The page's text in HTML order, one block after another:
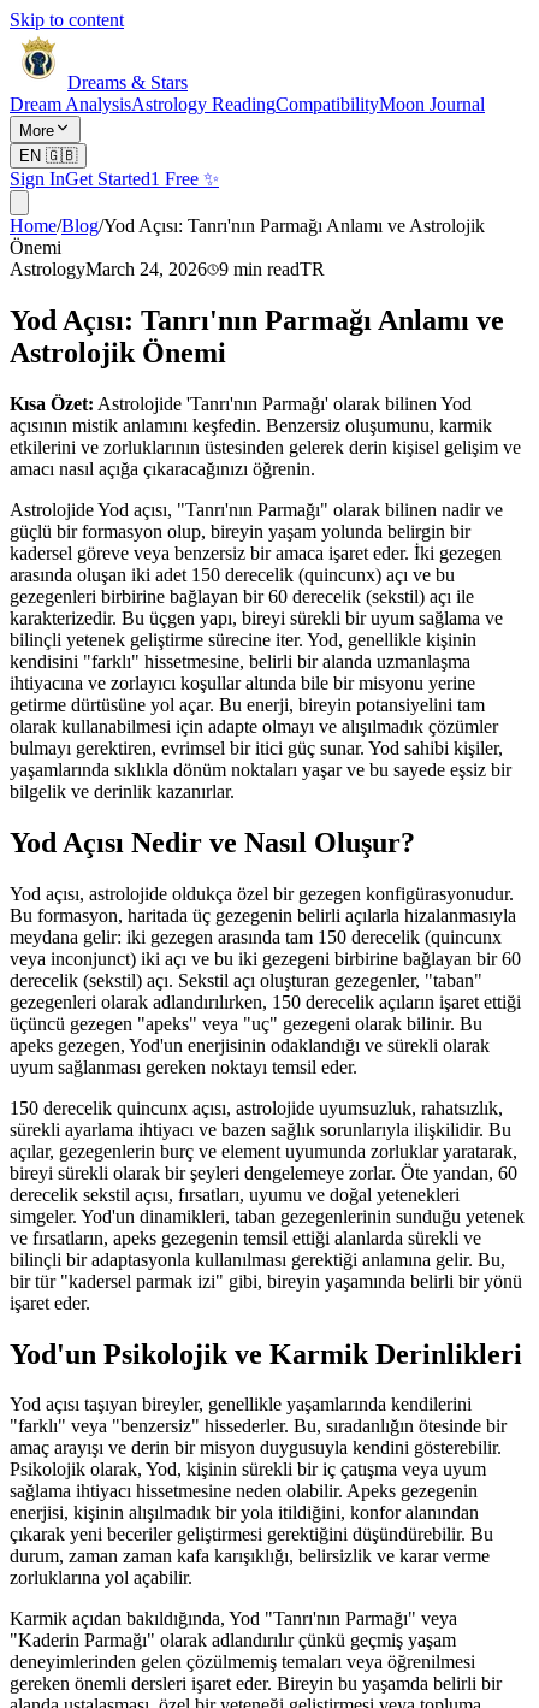
Skip to content
Dreams & Stars
Dream AnalysisAstrology ReadingCompatibilityMoon Journal
More
EN 🇬🇧
Sign InGet Started1 Free ✨
Home/Blog/Yod Açısı: Tanrı'nın Parmağı Anlamı ve Astrolojik
Önemi
AstrologyMarch 24, 2026 9 min readTR
Yod Açısı: Tanrı'nın Parmağı Anlamı ve
Astrolojik Önemi
Kısa Özet: Astrolojide 'Tanrı'nın Parmağı' olarak bilinen Yod
açısının mistik anlamını keşfedin. Benzersiz oluşumunu, karmik
etkilerini ve zorluklarının üstesinden gelerek derin kişisel gelişim ve
amacı nasıl açığa çıkaracağınızı öğrenin.
Astrolojide Yod açısı, "Tanrı'nın Parmağı" olarak bilinen nadir ve
güçlü bir formasyon olup, bireyin yaşam yolunda belirgin bir
kadersel göreve veya benzersiz bir amaca işaret eder. İki gezegen
arasında oluşan iki adet 150 derecelik (quincunx) açı ve bu
gezegenleri birbirine bağlayan bir 60 derecelik (sekstil) açı ile
karakterizedir. Bu üçgen yapı, bireyi sürekli bir uyum sağlama ve
bilinçli yetenek geliştirme sürecine iter. Yod, genellikle kişinin
kendisini "farklı" hissetmesine, belirli bir alanda uzmanlaşma
ihtiyacına ve zorlayıcı koşullar altında bile bir misyonu yerine
getirme dürtüsüne yol açar. Bu enerji, bireyin potansiyelini tam
olarak kullanabilmesi için adapte olmayı ve alışılmadık çözümler
bulmayı gerektiren, evrimsel bir itici güç sunar. Yod sahibi kişiler,
yaşamlarında sıklıkla dönüm noktaları yaşar ve bu sayede eşsiz bir
bilgelik ve derinlik kazanırlar.
Yod Açısı Nedir ve Nasıl Oluşur?
Yod açısı, astrolojide oldukça özel bir gezegen konfigürasyonudur.
Bu formasyon, haritada üç gezegenin belirli açılarla hizalanmasıyla
meydana gelir: iki gezegen arasında tam 150 derecelik (quincunx
veya inconjunct) iki açı ve bu iki gezegeni birbirine bağlayan bir 60
derecelik (sekstil) açı. Sekstil açı oluşturan gezegenler, "taban"
gezegenleri olarak adlandırılırken, 150 derecelik açıların işaret ettiği
üçüncü gezegen "apeks" veya "uç" gezegeni olarak bilinir. Bu
apeks gezegen, Yod'un enerjisinin odaklandığı ve sürekli olarak
uyum sağlanması gereken noktayı temsil eder.
150 derecelik quincunx açısı, astrolojide uyumsuzluk, rahatsızlık,
sürekli ayarlama ihtiyacı ve bazen sağlık sorunlarıyla ilişkilidir. Bu
açılar, gezegenlerin burç ve element uyumunda zorluklar yaratarak,
bireyi sürekli olarak bir şeyleri dengelemeye zorlar. Öte yandan, 60
derecelik sekstil açısı, fırsatları, uyumu ve doğal yetenekleri
simgeler. Yod'un dinamikleri, taban gezegenlerinin sunduğu yetenek
ve fırsatların, apeks gezegenin temsil ettiği alanlarda sürekli ve
bilinçli bir adaptasyonla kullanılması gerektiği anlamına gelir. Bu,
bir tür "kadersel parmak izi" gibi, bireyin yaşamında belirli bir yönü
işaret eder.
Yod'un Psikolojik ve Karmik Derinlikleri
Yod açısı taşıyan bireyler, genellikle yaşamlarında kendilerini
"farklı" veya "benzersiz" hissederler. Bu, sıradanlığın ötesinde bir
amaç arayışı ve derin bir misyon duygusuyla kendini gösterebilir.
Psikolojik olarak, Yod, kişinin sürekli bir iç çatışma veya uyum
sağlama ihtiyacı hissetmesine neden olabilir. Apeks gezegenin
enerjisi, kişinin alışılmadık bir yola itildiğini, konfor alanından
çıkarak yeni beceriler geliştirmesi gerektiğini düşündürebilir. Bu
durum, zaman zaman kafa karışıklığı, belirsizlik ve karar verme
zorluklarına yol açabilir.
Karmik açıdan bakıldığında, Yod "Tanrı'nın Parmağı" veya
"Kaderin Parmağı" olarak adlandırılır çünkü geçmiş yaşam
deneyimlerinden gelen çözülmemiş temaları veya öğrenilmesi
gereken önemli dersleri işaret eder. Bireyin bu yaşamda belirli bir